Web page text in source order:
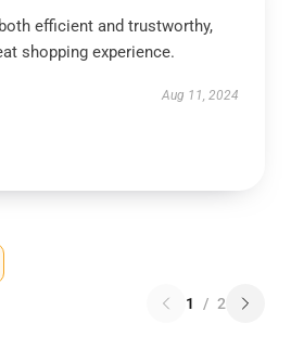
efficient and trustworthy,
shopping experience.
Aug 11, 2024
1 / 2